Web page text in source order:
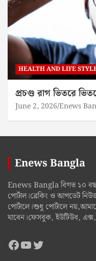
HEALTH AND LIFE
প্রচণ্ড রাগ ভিতরে
June 2, 2026 Enews
Enews Bangla
Enews Bangla বিগত ১০
পোর্টাল।ব্রেকিং ও আপডেট
পোর্টালে।শুধু পোর্টালে
যাবেন।ফেসবুক, ইউটিউব,
Facebook
YouTube
Twitter